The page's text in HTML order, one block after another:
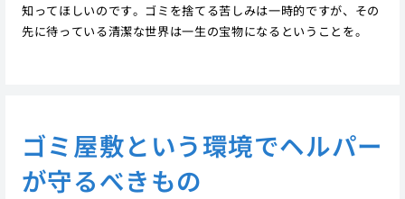
知ってほしいのです。ゴミを捨てる苦しみは一時的ですが、その
先に待っている清潔な世界は一生の宝物になるということを。
ゴミ屋敷という環境でヘルパー
が守るべきもの